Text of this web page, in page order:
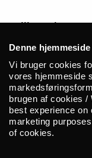
Denne
Vi bruger cookies
vores hjemmeside
brugen af cookies /
best experience on
marketing
of cookies.
At Get The
uortodokst
demonstreret
på